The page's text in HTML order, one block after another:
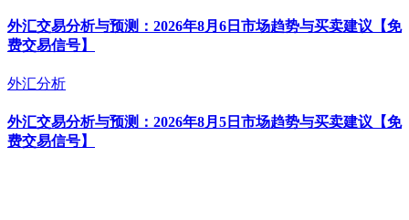
外汇交易分析与预测：2026年8月6日市场趋势与买卖建议【免
费交易信号】
外汇分析
外汇交易分析与预测：2026年8月5日市场趋势与买卖建议【免
费交易信号】